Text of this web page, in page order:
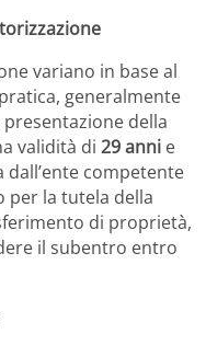
variano in base al
generalmente
presentazione della
validità di 29 anni e
competente
per la tutela della
di proprietà,
il subentro entro